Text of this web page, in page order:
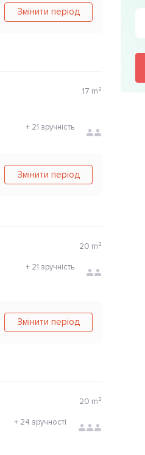
Змінити період
17 m²
+ 21 зручність
Змінити період
20 m²
+ 21 зручність
Змінити період
20 m²
+ 24 зручності